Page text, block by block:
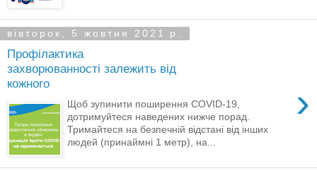
вівторок, 5 жовтня 2021 р.
Профілактика
захворюванності залежить від
кожного
›
Щоб зупинити поширення COVID-19,
дотримуйтеся наведених нижче порад.
Тримайтеся на безпечній відстані від інших
людей (принаймні 1 метр), на...